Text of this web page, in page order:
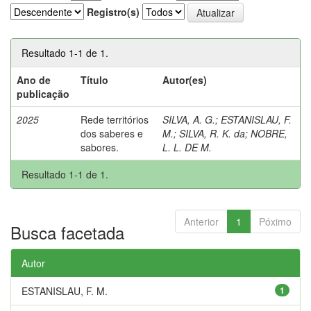
Registro(s)
Resultado 1-1 de 1.
Ano de
publicação
Título Autor(es)
2025
Rede territórios
dos saberes e
sabores.
SILVA, A. G.; ESTANISLAU, F.
M.; SILVA, R. K. da; NOBRE,
L. L. DE M.
Resultado 1-1 de 1.
Anterior 1 Póximo
Busca facetada
Autor
1
ESTANISLAU, F. M.